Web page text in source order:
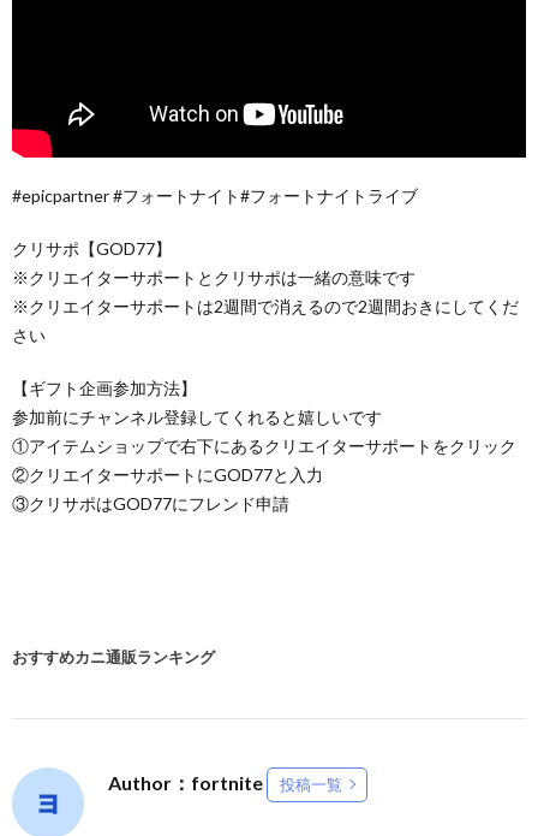
#epicpartner #フォートナイト#フォートナイトライブ
クリサポ【GOD77】
※クリエイターサポートとクリサポは一緒の意味です
※クリエイターサポートは2週間で消えるので2週間おきにしてくだ
さい
【ギフト企画参加方法】
参加前にチャンネル登録してくれると嬉しいです
①アイテムショップで右下にあるクリエイターサポートをクリック
②クリエイターサポートにGOD77と入力
③クリサポはGOD77にフレンド申請
おすすめカニ通販ランキング
Author：fortnite 投稿一覧